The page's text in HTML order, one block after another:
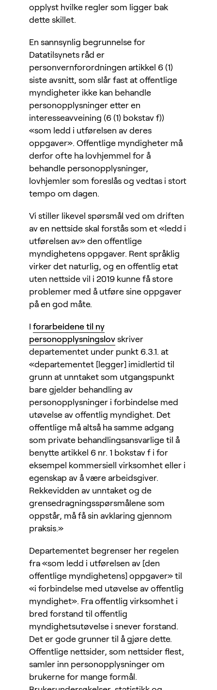
opplyst hvilke regler som ligger bak
dette skillet.
En sannsynlig begrunnelse for
Datatilsynets råd er
personvernforordningen artikkel 6 (1)
siste avsnitt, som slår fast at offentlige
myndigheter ikke kan behandle
personopplysninger etter en
interesseavveining (6 (1) bokstav f))
«som ledd i utførelsen av deres
oppgaver». Offentlige myndigheter må
derfor ofte ha lovhjemmel for å
behandle personopplysninger,
lovhjemler som foreslås og vedtas i stort
tempo om dagen.
Vi stiller likevel spørsmål ved om driften
av en nettside skal forstås som et «ledd i
utførelsen av» den offentlige
myndighetens oppgaver. Rent språklig
virker det naturlig, og en offentlig etat
uten nettside vil i 2019 kunne få store
problemer med å utføre sine oppgaver
på en god måte.
I forarbeidene til ny
personopplysningslov skriver
departementet under punkt 6.3.1. at
«departementet [legger] imidlertid til
grunn at unntaket som utgangspunkt
bare gjelder behandling av
personopplysninger i forbindelse med
utøvelse av offentlig myndighet. Det
offentlige må altså ha samme adgang
som private behandlingsansvarlige til å
benytte artikkel 6 nr. 1 bokstav f i for
eksempel kommersiell virksomhet eller i
egenskap av å være arbeidsgiver.
Rekkevidden av unntaket og de
grensedragningsspørsmålene som
oppstår, må få sin avklaring gjennom
praksis.»
Departementet begrenser her regelen
fra «som ledd i utførelsen av [den
offentlige myndighetens] oppgaver» til
«i forbindelse med utøvelse av offentlig
myndighet». Fra offentlig virksomhet i
bred forstand til offentlig
myndighetsutøvelse i snever forstand.
Det er gode grunner til å gjøre dette.
Offentlige nettsider, som nettsider flest,
samler inn personopplysninger om
brukerne for mange formål.